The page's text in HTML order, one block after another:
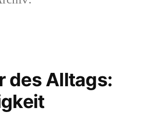
des Alltags: